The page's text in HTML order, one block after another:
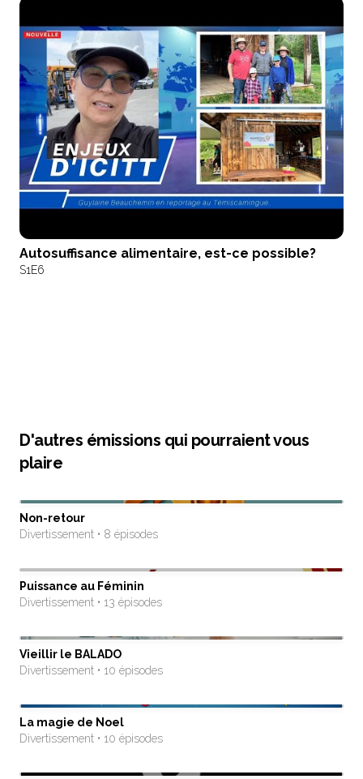
Autosuffisance alimentaire, est-ce possible?
S1E6
D'autres émissions qui pourraient vous
plaire
Non-retour
Divertissement • 8 épisodes
Puissance au Féminin
Divertissement • 13 épisodes
Vieillir le BALADO
Divertissement • 10 épisodes
La magie de Noel
Divertissement • 10 épisodes